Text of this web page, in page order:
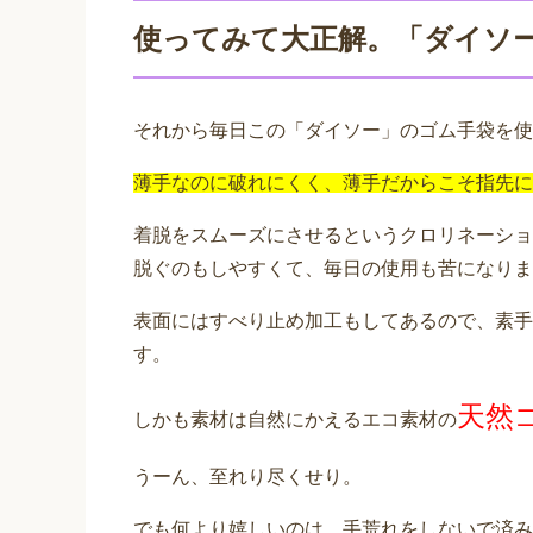
使ってみて大正解。「ダイソ
それから毎日この「ダイソー」のゴム手袋を
薄手なのに破れにくく、薄手だからこそ指先
着脱をスムーズにさせるというクロリネーシ
脱ぐのもしやすくて、毎日の使用も苦になり
表面にはすべり止め加工もしてあるので、素
す。
しかも素材は自然にかえるエコ素材の天然
うーん、至れり尽くせり。
でも何より嬉しいのは、手荒れをしないで済